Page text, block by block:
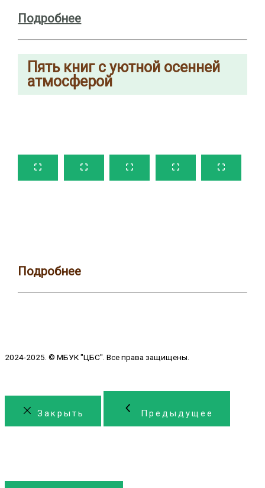
Подробнее
Пять книг с уютной осенней
атмосферой
Подробнее
2024-2025. © МБУК "ЦБС". Все права защищены.
Закрыть Предыдущее